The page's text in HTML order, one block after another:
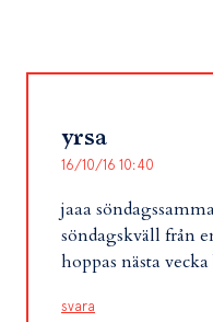
yrsa
16/10/16 10:40
jaaa
söndagskväll från
hoppas nästa
svara